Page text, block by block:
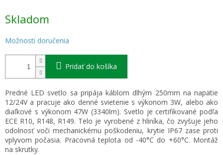
cena:
Skladom
Možnosti doručenia
Pridať do košíka
Predné LED svetlo sa pripája káblom dlhým 250mm na napätie
12/24V a pracuje ako denné svietenie s výkonom 3W, alebo ako
diaľkové s výkonom 47W (3340lm). Svetlo je certifikované podľa
ECE R10, R148, R149. Telo je vyrobené z hliníka, čo zvyšuje jeho
odolnosť voči mechanickému poškodeniu, krytie IP67 zase proti
vplyvom počasia. Pracovná teplota od -40°C do +60°C. Montáž
na skrutky.